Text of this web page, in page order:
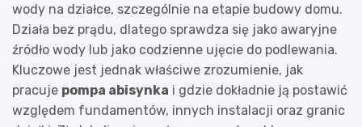
wody na działce, szczególnie na etapie budowy domu.
Działa bez prądu, dlatego sprawdza się jako awaryjne
źródło wody lub jako codzienne ujęcie do podlewania.
Kluczowe jest jednak właściwe zrozumienie, jak
pracuje pompa abisynka i gdzie dokładnie ją postawić
względem fundamentów, innych instalacji oraz granic